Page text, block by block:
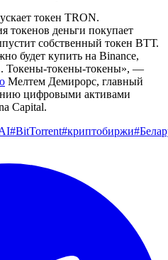
токен TRON.
токенов деньги покупает
собственный токен ВТТ.
будет купить на Binance,
Токены-токены-токены», —
Мелтем Демирорс, главный
цифровыми активами
Capital.
#BitTorrent#криптобиржи#